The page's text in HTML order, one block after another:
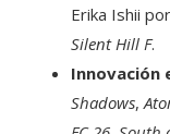
Erika Ishii por
Silent Hill F.
Innovación
Shadows,